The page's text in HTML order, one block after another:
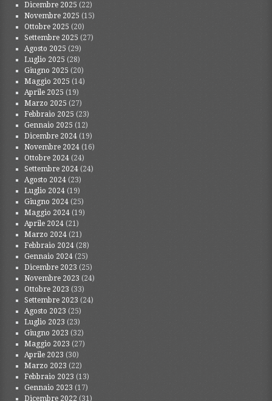
Dicembre 2025 (22)
Novembre 2025 (15)
Ottobre 2025 (20)
Settembre 2025 (27)
Agosto 2025 (29)
Luglio 2025 (28)
Giugno 2025 (20)
Maggio 2025 (14)
Aprile 2025 (19)
Marzo 2025 (27)
Febbraio 2025 (23)
Gennaio 2025 (12)
Dicembre 2024 (19)
Novembre 2024 (16)
Ottobre 2024 (24)
Settembre 2024 (24)
Agosto 2024 (23)
Luglio 2024 (19)
Giugno 2024 (25)
Maggio 2024 (19)
Aprile 2024 (21)
Marzo 2024 (21)
Febbraio 2024 (28)
Gennaio 2024 (25)
Dicembre 2023 (25)
Novembre 2023 (24)
Ottobre 2023 (33)
Settembre 2023 (24)
Agosto 2023 (25)
Luglio 2023 (23)
Giugno 2023 (32)
Maggio 2023 (27)
Aprile 2023 (30)
Marzo 2023 (22)
Febbraio 2023 (13)
Gennaio 2023 (17)
Dicembre 2022 (31)